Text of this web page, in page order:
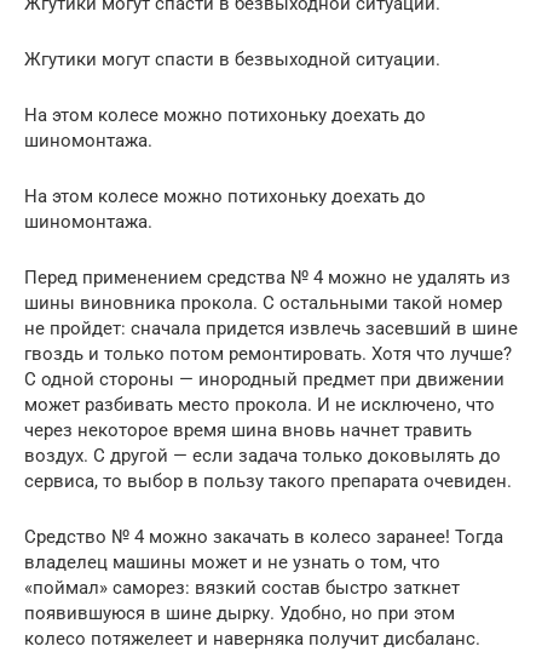
Жгутики могут спасти в безвыходной ситуации.
На этом колесе можно потихоньку доехать до
шиномонтажа.
На этом колесе можно потихоньку доехать до
шиномонтажа.
Перед применением средства № 4 можно не удалять из
шины виновника прокола. С остальными такой номер
не пройдет: сначала придется извлечь засевший в шине
гвоздь и только потом ремонтировать. Хотя что лучше?
С одной стороны — инородный предмет при движении
может разбивать место прокола. И не исключено, что
через некоторое время шина вновь начнет травить
воздух. С другой — если задача только доковылять до
сервиса, то выбор в пользу такого ­препарата очевиден.
Средство № 4 можно закачать в колесо заранее! Тогда
владелец машины может и не узнать о том, что
«поймал» саморез: вязкий состав быстро заткнет
появившуюся в шине дырку. Удобно, но при этом
колесо потяжелеет и наверняка получит дисбаланс.